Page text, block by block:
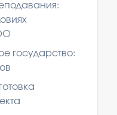
государство: